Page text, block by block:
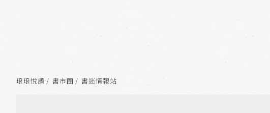
琅琅悅讀 書市圈 書迷情報站